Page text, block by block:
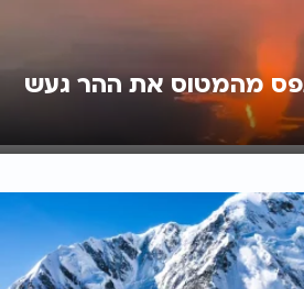
מהמטוס את ההר געש